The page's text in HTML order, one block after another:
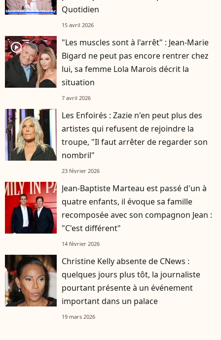
Quotidien
15 avril 2026
player2
"Les muscles sont à l'arrêt" : Jean-Marie
Bigard ne peut pas encore rentrer chez
lui, sa femme Lola Marois décrit la
situation
7 avril 2026
Les Enfoirés : Zazie n'en peut plus des
artistes qui refusent de rejoindre la
troupe, "Il faut arrêter de regarder son
nombril"
23 février 2026
Jean-Baptiste Marteau est passé d'un à
quatre enfants, il évoque sa famille
recomposée avec son compagnon Jean :
"C'est différent"
14 février 2026
Christine Kelly absente de CNews :
quelques jours plus tôt, la journaliste
pourtant présente à un événement
important dans un palace
19 mars 2026